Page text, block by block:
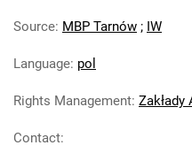
Robotniczego
Feliksa
Robotniczego
Source: MBP Tarnów ; IW
Language: pol
Rights Management: Zakłady
Contact: